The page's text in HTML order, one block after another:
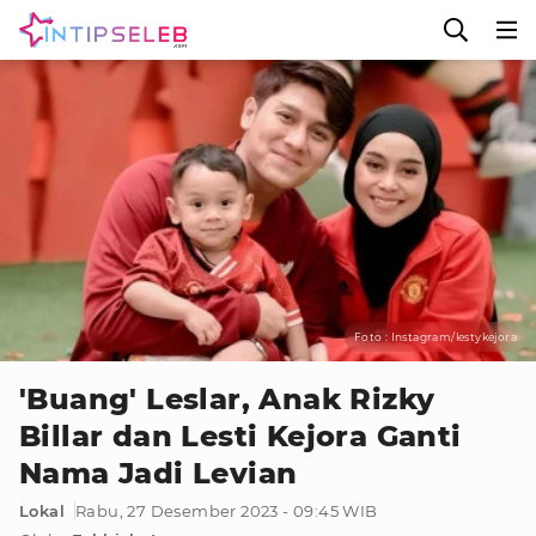
Foto : Instagram/lestykejora
'Buang' Leslar, Anak Rizky
Billar dan Lesti Kejora Ganti
Nama Jadi Levian
Lokal
Rabu, 27 Desember 2023 - 09:45 WIB